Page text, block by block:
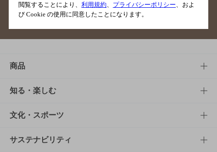
ご意見・ご感想
商品
商品TOP
商品一覧
商品発売情報
知る・楽しむ
知る・楽しむTOP
キャンペーン
文化・スポーツ
文化・スポーツTOP
サステナビリティ
閲覧することにより、 利用規約 プライバシーポリシー 、およ
び Cookie の使用に同意したことになります。